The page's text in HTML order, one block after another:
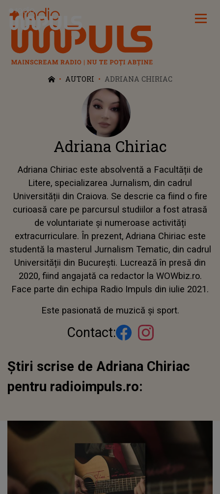
Radio Impuls
AUTORI ADRIANA CHIRIAC
Adriana Chiriac
Adriana Chiriac este absolventă a Facultății de
Litere, specializarea Jurnalism, din cadrul
Universității din Craiova. Se descrie ca fiind o fire
curioasă care pe parcursul studiilor a fost atrasă
de voluntariate și numeroase activități
extracurriculare. În prezent, Adriana Chiriac este
studentă la masterul Jurnalism Tematic, din cadrul
Universității din București. Lucrează în presă din
2020, fiind angajată ca redactor la WOWbiz.ro.
Face parte din echipa Radio Impuls din iulie 2021.
Este pasionată de muzică și sport.
Contact:
Știri scrise de Adriana Chiriac
pentru radioimpuls.ro: